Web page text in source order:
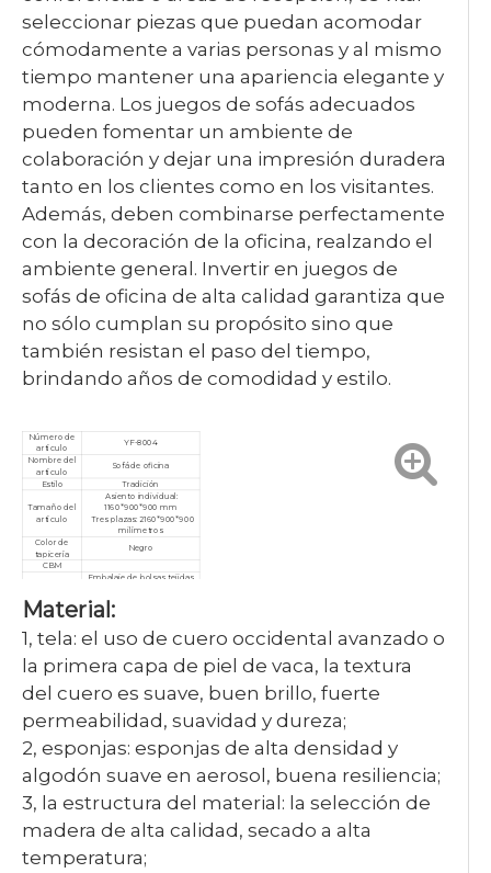
seleccionar piezas que puedan acomodar
cómodamente a varias personas y al mismo
tiempo mantener una apariencia elegante y
moderna. Los juegos de sofás adecuados
pueden fomentar un ambiente de
colaboración y dejar una impresión duradera
tanto en los clientes como en los visitantes.
Además, deben combinarse perfectamente
con la decoración de la oficina, realzando el
ambiente general. Invertir en juegos de
sofás de oficina de alta calidad garantiza que
no sólo cumplan su propósito sino que
también resistan el paso del tiempo,
brindando años de comodidad y estilo.
Número de
artículo
YF-8004
Nombre del
artículo
Sofá de oficina
Estilo
Tradición
Tamaño del
artículo
Asiento individual:
1160*900*900 mm
Tres plazas: 2160*900*900
milímetros
Color de
tapicería
Negro
CBM
Embalaje de bolsas tejidas,
Cantidad
mínima de
Garantía
3 años
Certificado
ISO9001/ISO14001/ISO18001
Material:
1, tela: el uso de cuero occidental avanzado o
la primera capa de piel de vaca, la textura
del cuero es suave, buen brillo, fuerte
permeabilidad, suavidad y dureza;
2, esponjas: esponjas de alta densidad y
algodón suave en aerosol, buena resiliencia;
3, la estructura del material: la selección de
madera de alta calidad, secado a alta
temperatura;